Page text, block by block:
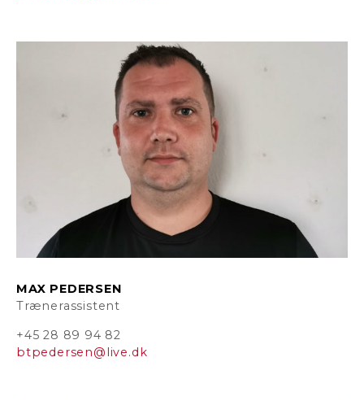
MAX PEDERSEN
Trænerassistent
+45 28 89 94 82
btpedersen@live.dk